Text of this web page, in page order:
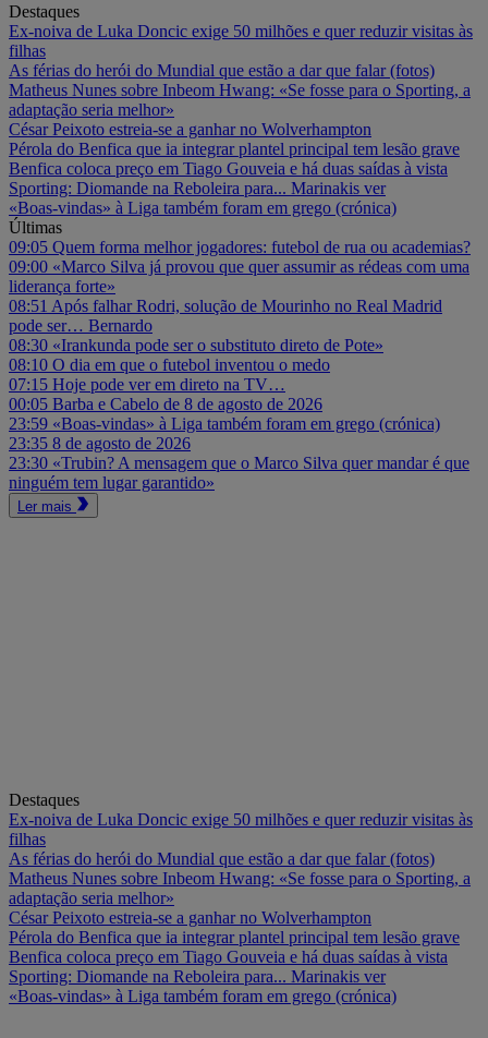
Destaques
Ex-noiva de Luka Doncic exige 50 milhões e quer reduzir visitas às
filhas
As férias do herói do Mundial que estão a dar que falar (fotos)
Matheus Nunes sobre Inbeom Hwang: «Se fosse para o Sporting, a
adaptação seria melhor»
César Peixoto estreia-se a ganhar no Wolverhampton
Pérola do Benfica que ia integrar plantel principal tem lesão grave
Benfica coloca preço em Tiago Gouveia e há duas saídas à vista
Sporting: Diomande na Reboleira para... Marinakis ver
«Boas-vindas» à Liga também foram em grego (crónica)
Últimas
09:05 Quem forma melhor jogadores: futebol de rua ou academias?
09:00 «Marco Silva já provou que quer assumir as rédeas com uma
liderança forte»
08:51 Após falhar Rodri, solução de Mourinho no Real Madrid
pode ser… Bernardo
08:30 «Irankunda pode ser o substituto direto de Pote»
08:10 O dia em que o futebol inventou o medo
07:15 Hoje pode ver em direto na TV…
00:05 Barba e Cabelo de 8 de agosto de 2026
23:59 «Boas-vindas» à Liga também foram em grego (crónica)
23:35 8 de agosto de 2026
23:30 «Trubin? A mensagem que o Marco Silva quer mandar é que
ninguém tem lugar garantido»
Ler mais
Destaques
Ex-noiva de Luka Doncic exige 50 milhões e quer reduzir visitas às
filhas
As férias do herói do Mundial que estão a dar que falar (fotos)
Matheus Nunes sobre Inbeom Hwang: «Se fosse para o Sporting, a
adaptação seria melhor»
César Peixoto estreia-se a ganhar no Wolverhampton
Pérola do Benfica que ia integrar plantel principal tem lesão grave
Benfica coloca preço em Tiago Gouveia e há duas saídas à vista
Sporting: Diomande na Reboleira para... Marinakis ver
«Boas-vindas» à Liga também foram em grego (crónica)